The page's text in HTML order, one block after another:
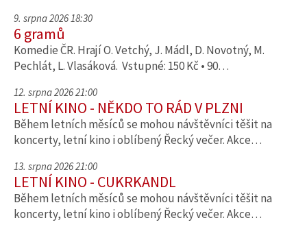
9. srpna 2026 18:30
6 gramů
Komedie ČR. Hrají O. Vetchý, J. Mádl, D. Novotný, M.
Pechlát, L. Vlasáková. Vstupné: 150 Kč • 90…
12. srpna 2026 21:00
LETNÍ KINO - NĚKDO TO RÁD V PLZNI
Během letních měsíců se mohou návštěvníci těšit na
koncerty, letní kino i oblíbený Řecký večer. Akce…
13. srpna 2026 21:00
LETNÍ KINO - CUKRKANDL
Během letních měsíců se mohou návštěvníci těšit na
koncerty, letní kino i oblíbený Řecký večer. Akce…